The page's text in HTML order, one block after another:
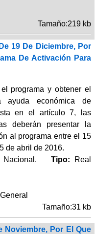
Tamaño:219 kb
19 De Diciembre, Por
De Activación Para
programa y obtener el
ayuda económica de
en el artículo 7, las
deberán presentar la
al programa entre el 15
de abril de 2016.
Nacional. Tipo:
Real
General
Tamaño:31 kb
Noviembre, Por El Que